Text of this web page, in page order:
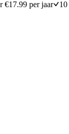
€17.99 per jaar